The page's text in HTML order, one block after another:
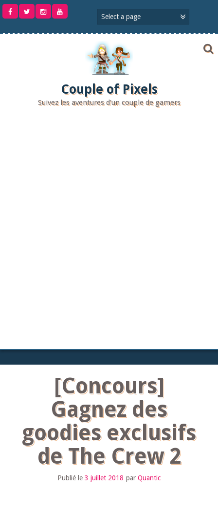
Aller
Couple of Pixels
Suivez les aventures d'un couple de gamers
[Concours]
Gagnez des
goodies exclusifs
de The Crew 2
Publié le 3 juillet 2018 par Quantic